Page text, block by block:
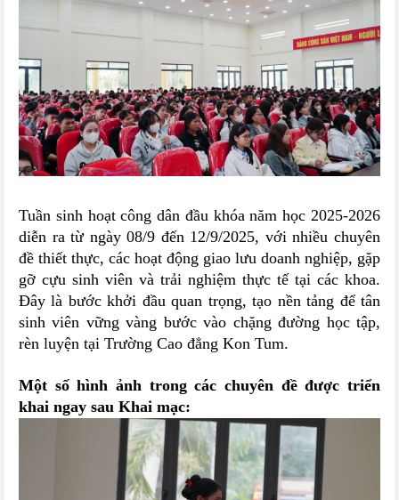
Tuần sinh hoạt công dân đầu khóa năm học 2025-2026
diễn ra từ ngày 08/9 đến 12/9/2025, với nhiều chuyên
đề thiết thực, các hoạt động giao lưu doanh nghiệp, gặp
gỡ cựu sinh viên và trải nghiệm thực tế tại các khoa.
Đây là bước khởi đầu quan trọng, tạo nền tảng để tân
sinh viên vững vàng bước vào chặng đường học tập,
rèn luyện tại Trường Cao đẳng Kon Tum.
Một số hình ảnh trong các chuyên đề được triển
khai ngay sau Khai mạc: